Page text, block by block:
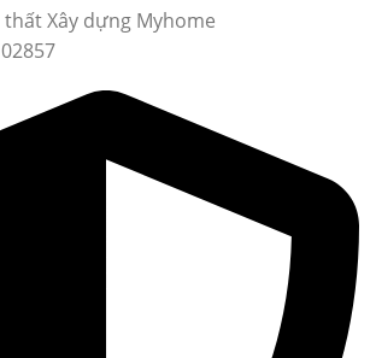
thất Xây dựng Myhome